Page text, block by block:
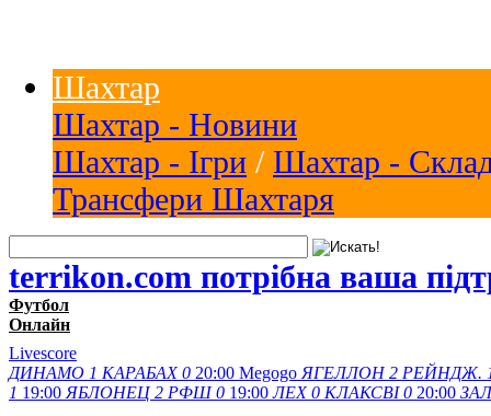
Шахтар
Шахтар - Новини
Шахтар - Ігри / Шахтар -
Трансфери Шахтаря
terrikon.com потрібна ваша
Футбол
Онлайн
Livescore
ДИНАМО 1 КАРАБАХ 0 20:00 Megogo ЯГЕЛЛОН 2 РЕЙНДЖ.
1 19:00 ЯБЛОНЕЦ 2 РФШ 0 19:00 ЛЕХ 0 КЛАКСВІ 0 20:00